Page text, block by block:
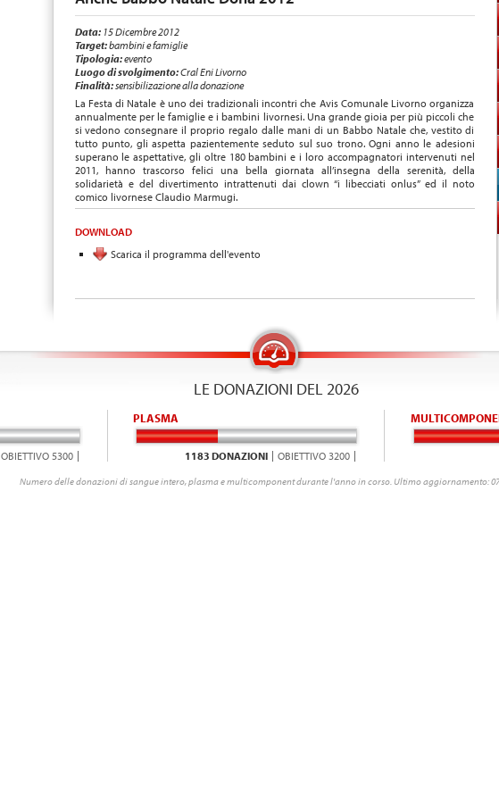
Data:15 Dicembre 2012
Target:bambini e famiglie
Tipologia:evento
Luogo di svolgimento:Cral Eni Livorno
Finalità:sensibilizazione alla donazione
La Festa di Natale è uno dei tradizionali incontri che Avis Comunale Livorno organizza
annualmente per le famiglie e i bambini livornesi. Una grande gioia per più piccoli che
si vedono consegnare il proprio regalo dalle mani di un Babbo Natale che, vestito di
tutto punto, gli aspetta pazientemente seduto sul suo trono. Ogni anno le adesioni
superano le aspettative, gli oltre 180 bambini e i loro accompagnatori intervenuti nel
2011, hanno trascorso felici una bella giornata all’insegna della serenità, della
solidarietà e del divertimento intrattenuti dai clown “i libecciati onlus” ed il noto
comico livornese Claudio Marmugi.
DOWNLOAD
Scarica il programma dell'evento
LE DONAZIONI DEL 2026
OBIETTIVO 5300
PLASMA
1183 DONAZIONI OBIETTIVO 3200
Numero delle donazioni di sangue intero, plasma e multicomponent durante l'anno in corso. Ultimo aggiornamento: